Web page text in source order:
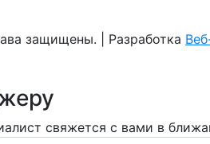
защищены. | Разработка
свяжется с вами в